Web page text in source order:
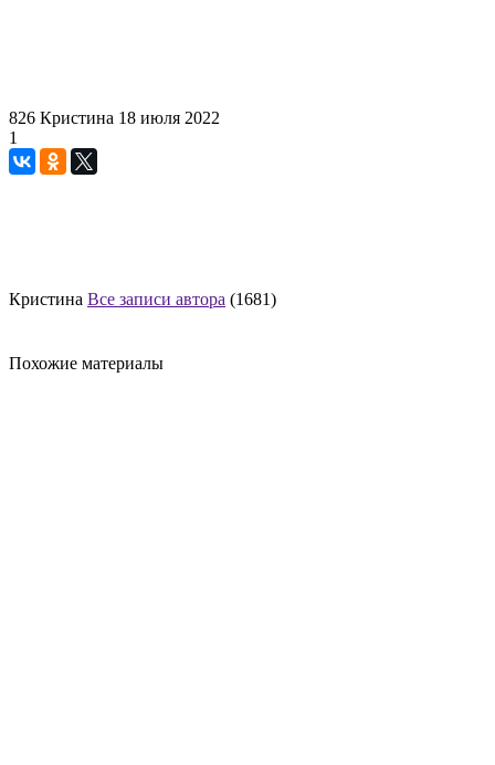
826 Кристина 18 июля 2022
1
Кристина Все записи автора (1681)
Похожие материалы